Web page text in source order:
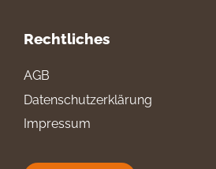
Rechtliches
AGB
Datenschutzerklärung
Impressum